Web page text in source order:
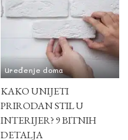
Uređenje doma
KAKO UNIJETI
PRIRODAN STIL U
INTERIJER? 9 BITNIH
DETALJA